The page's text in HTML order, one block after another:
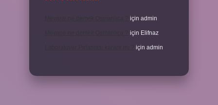
için admin
için Elifnaz
Laboratuvar Pırlantası kararır mı ? için admin